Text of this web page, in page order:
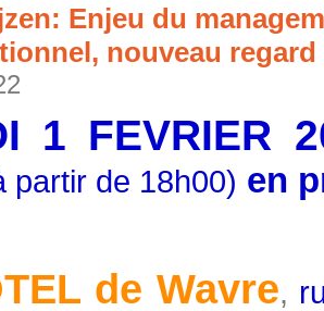
Enjeu du
nouveau
1 FEVRIER
partir de 18h00) en
de Wavre,